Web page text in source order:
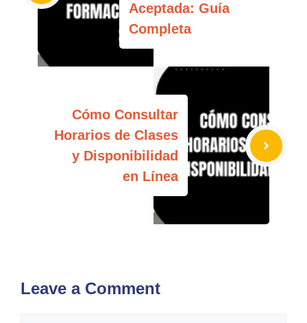
Aceptada: Guía
Completa
Cómo Consultar
Horarios de Clases
y Disponibilidad
en Línea
Leave a Comment